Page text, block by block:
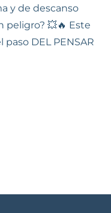
y de descanso
💥🔥 Este
DEL PENSAR